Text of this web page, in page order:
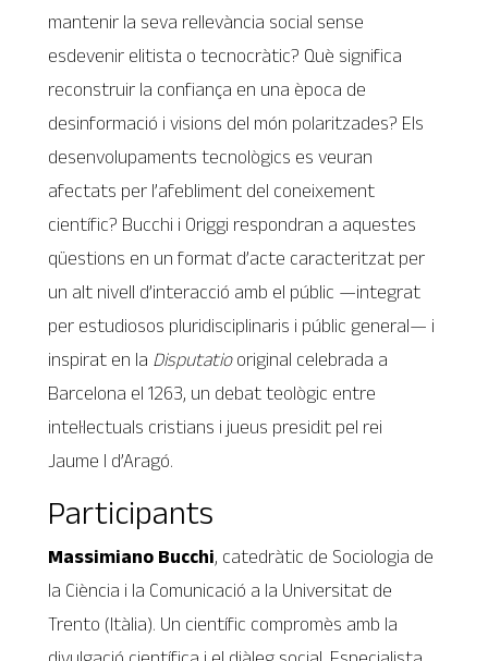
mantenir la seva rellevància social sense
esdevenir elitista o tecnocràtic? Què significa
reconstruir la confiança en una època de
desinformació i visions del món polaritzades? Els
desenvolupaments tecnològics es veuran
afectats per l’afebliment del coneixement
científic? Bucchi i Origgi respondran a aquestes
qüestions en un format d’acte caracteritzat per
un alt nivell d’interacció amb el públic —integrat
per estudiosos pluridisciplinaris i públic general— i
inspirat en la Disputatio original celebrada a
Barcelona el 1263, un debat teològic entre
intel·lectuals cristians i jueus presidit pel rei
Jaume I d’Aragó.
Participants
Massimiano Bucchi, catedràtic de Sociologia de
la Ciència i la Comunicació a la Universitat de
Trento (Itàlia). Un científic compromès amb la